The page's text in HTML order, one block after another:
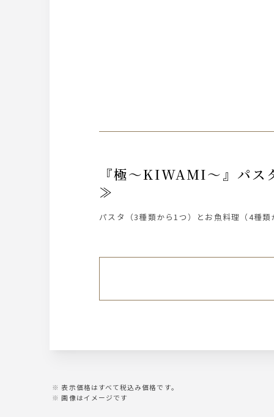
『極～KIWAMI～』パスタ＆魚料理＆肉料理が選べる≪当日ＯＫ！夏のプリフィックスコース
≫
パスタ（3種類から1つ）とお魚料理（4種
表示価格はすべて税込み価格です。
画像はイメージです